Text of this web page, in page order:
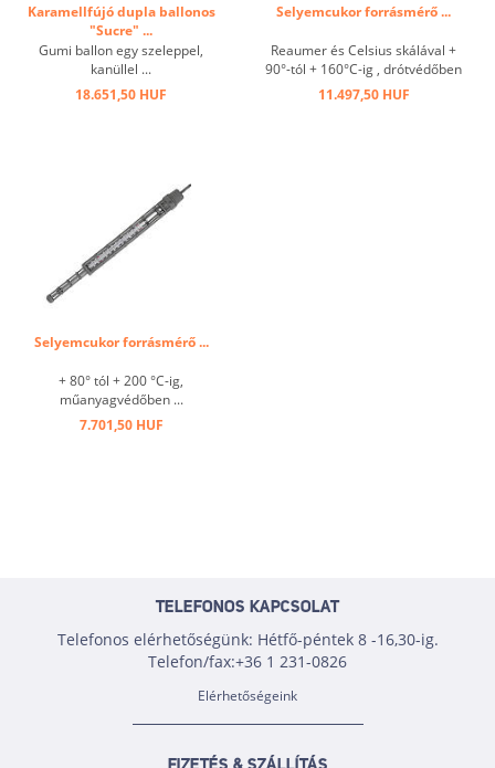
Karamellfújó dupla ballonos
"Sucre" ...
Gumi ballon egy szeleppel,
kanüllel ...
18.651,50 HUF
Selyemcukor forrásmérő ...
Reaumer és Celsius skálával +
90°-tól + 160°C-ig , drótvédőben
...
11.497,50 HUF
Selyemcukor forrásmérő ...
+ 80° tól + 200 °C-ig,
műanyagvédőben ...
7.701,50 HUF
TELEFONOS KAPCSOLAT
Telefonos elérhetőségünk: Hétfő-péntek 8 -16,30-ig.
Telefon/fax:+36 1 231-0826
Elérhetőségeink